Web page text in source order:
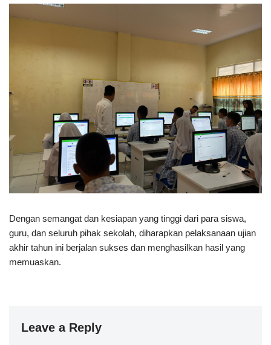
Dengan semangat dan kesiapan yang tinggi dari para siswa,
guru, dan seluruh pihak sekolah, diharapkan pelaksanaan ujian
akhir tahun ini berjalan sukses dan menghasilkan hasil yang
memuaskan.
Leave a Reply